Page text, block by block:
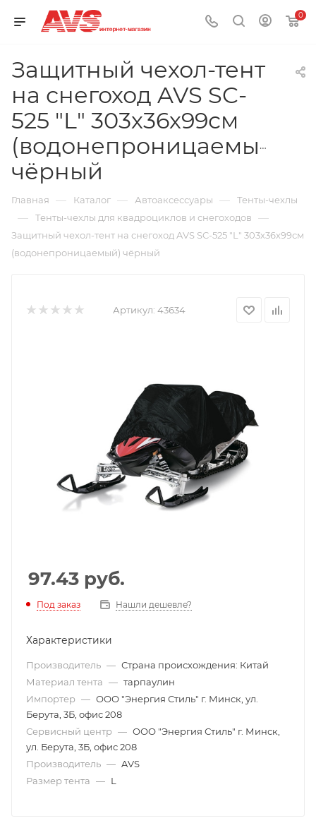
0
Защитный чехол-тент
на снегоход AVS SC-
525 "L" 303х36х99см
(водонепроницаемый)
чёрный
Главная — Каталог — Автоаксессуары — Тенты-чехлы
— Тенты-чехлы для квадроциклов и снегоходов —
Защитный чехол-тент на снегоход AVS SC-525 "L" 303х36х99см
(водонепроницаемый) чёрный
Артикул: 43634
97.43 руб.
Под заказ Нашли дешевле?
Характеристики
Производитель — Страна происхождения: Китай
Материал тента — тарпаулин
Импортер — ООО "Энергия Стиль" г. Минск, ул.
Берута, 3Б, офис 208
Сервисный центр — ООО "Энергия Стиль" г. Минск,
ул. Берута, 3Б, офис 208
Производитель — AVS
Размер тента — L